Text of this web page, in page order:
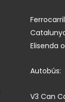
Elisenda o
Autobús:
V3 Can